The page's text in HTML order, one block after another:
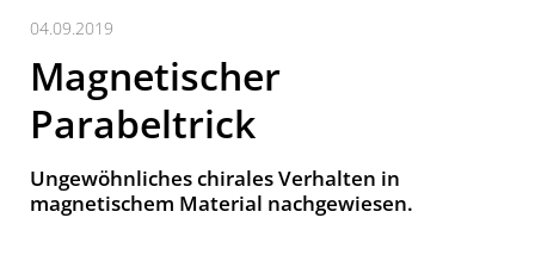
04.09.2019
Magnetischer
Parabeltrick
Ungewöhnliches chirales Verhalten in
magnetischem Material nachgewiesen.